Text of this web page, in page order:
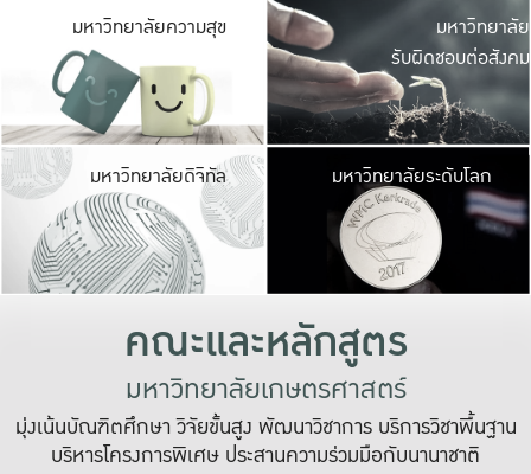
มหาวิทยาลัยความสุข มหาวิ
ค
เปิดประ
และพบเรื่องราวใ
มหาวิทยาลัย
รับผิดชอบต่อสังคม
มหาวิทยาลัยดิจิทัล มหาวิ
เปลี่ยนแปลง แล
เพื่อทำง
ระบบสารสนเทศ
มหาวิทยาลัยระดับโลก
คณะและหลักสูตร
มหาวิทยาลัยเกษตรศาสตร์
มุ่งเน้นบัณฑิตศึกษา วิจัยขั้นสูง พัฒนาวิชาการ บริการวิชาพื้นฐาน
บริหารโครงการพิเศษ ประสานความร่วมมือกับนานาชาติ